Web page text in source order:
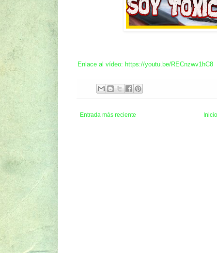
Enlace al vídeo: https://youtu.be/RECnzwv1hC8
Entrada más reciente Inicio